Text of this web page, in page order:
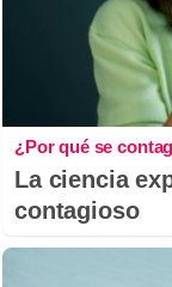
¿Por qué se
La ciencia
contagioso